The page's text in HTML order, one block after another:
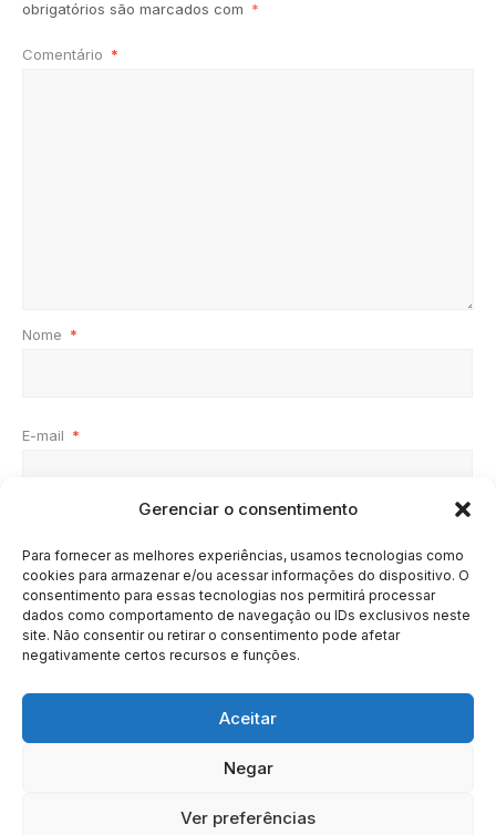
Gerenciar o consentimento
Para fornecer as melhores experiências, usamos tecnologias como
cookies para armazenar e/ou acessar informações do dispositivo. O
consentimento para essas tecnologias nos permitirá processar
dados como comportamento de navegação ou IDs exclusivos neste
site. Não consentir ou retirar o consentimento pode afetar
negativamente certos recursos e funções.
Aceitar
Negar
Ver preferências
obrigatórios são marcados com *
Comentário *
Nome *
E-mail *
SOBRE BRASIL